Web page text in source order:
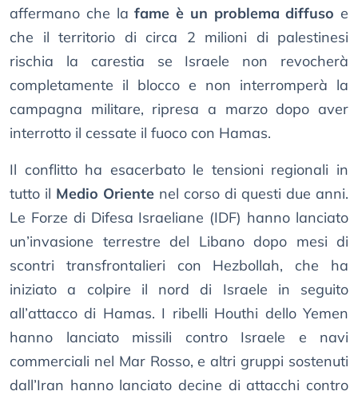
affermano che lafame è un problema diffuso e
che il territorio di circa 2 milioni di palestinesi
rischia la carestia se Israele non revocherà
completamente il blocco e non interromperà la
campagna militare, ripresa a marzo dopo aver
interrotto il cessate il fuoco con Hamas.
Il conflitto ha esacerbato le tensioni regionali in
tutto il Medio Oriente nel corso di questi due anni.
Le Forze di Difesa Israeliane (IDF) hanno lanciato
un’invasione terrestre del Libano dopo mesi di
scontri transfrontalieri con Hezbollah, che ha
iniziato a colpire il nord di Israele in seguito
all’attacco di Hamas. I ribelli Houthi dello Yemen
hanno lanciato missili contro Israele e navi
commerciali nel Mar Rosso, e altri gruppi sostenuti
dall’Iran hanno lanciato decine di attacchi contro